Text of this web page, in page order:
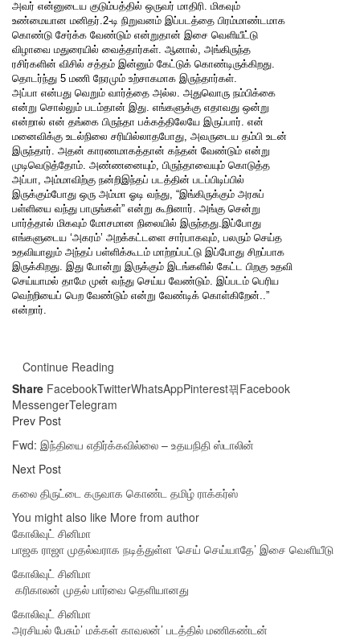
அவர் என்னுடைய குடும்பத்தில் ஒருவர் மாதிரி. மிகவும்
உண்மையான மனிதர்.2-டி நிறுவனம் இப்படத்தை பிரம்மாண்டமாக
கொண்டு சேர்க்க வேண்டும் என்றுதான் இசை வெளியீட்டு
விழாவை மதுரையில் வைத்தார்கள். ஆனால், அங்கிருந்த
ரசிர்களின் விசில் சத்தம் இன்னும் கேட்டுக் கொண்டிருக்கிறது.
தொடர்ந்து 5 மணி நேரமும் உற்சாகமாக இருந்தார்கள்.
அப்பா என்பது வெறும் வார்த்தை அல்ல. அதுவொரு நம்பிக்கை
என்று சொல்லும் படம்தான் இது. எங்களுக்கு எதாவது ஒன்று
என்றால் என் தங்கை பிருந்தா பக்கத்திலேயே இருப்பார். என்
மனைவிக்கு உடல்நிலை சரியில்லாதபோது, அவருடைய தம்பி உடன்
இருந்தார். அதன் காரணமாகத்தான் கந்தன் வேண்டும் என்று
முடிவெடுத்தோம். அண்ணனையும், பிருந்தாவையும் கொடுத்த
அப்பா, அம்மாவிற்கு நன்றிஇந்தப் படத்தின் படப்பிடிப்பில்
இருக்கும்போது ஒரு அம்மா ஓடி வந்து, “இங்கிருக்கும் அரசுப்
பள்ளியை வந்து பாருங்கள்” என்று கூறினார். அங்கு சென்று
பார்த்தால் மிகவும் மோசமான நிலையில் இருந்தது.இப்போது
எங்களுடைய ‘அகரம்’ அறக்கட்டளை சார்பாகவும், பலரும் செய்த
உதவியாலும் அந்தப் பள்ளிக்கூடம் மாற்றப்பட்டு இப்போது சிறப்பாக
இருக்கிறது. இது போன்று இருக்கும் இடங்களில் கேட்ட பிறகு உதவி
செய்யாமல் தாமே முன் வந்து செய்ய வேண்டும். இப்படம் பெரிய
வெற்றியைப் பெற வேண்டும் என்று வேண்டிக் கொள்கிறேன்..”
என்றார்.
Continue Reading
Share FacebookTwitterWhatsAppPinterest
Facebook
MessengerTelegram
Prev Post
Fwd: இந்தியை எதிர்க்கவில்லை – உதயநிதி ஸ்டாலின்
Next Post
கலை திருட்டை கருவாக கொண்ட தமிழ் ராக்கர்ஸ்
You might also like More from author
கோலிவுட் சினிமா
பாஜக ராஜா முதல்வராக நடித்துள்ள ‘செய் செய்யாதே’ இசை வெளியீடு
கோலிவுட் சினிமா
‎ கரிகாலன் முதல் பார்வை தெளியானது
கோலிவுட் சினிமா
அரசியல் பேசும்’ மக்கள் காவலன்’ படத்தில் மணிகண்டன்